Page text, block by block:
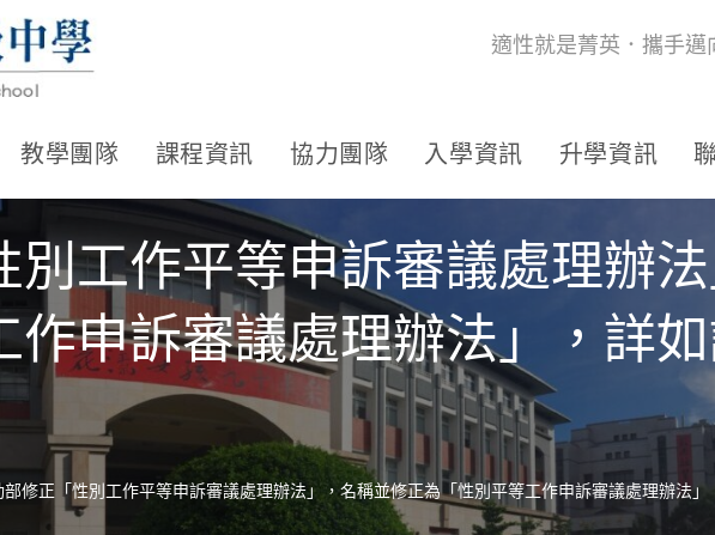
適性就是菁英．攜手
教學團隊 課程資訊 協力團隊 入學資訊 升學資訊
工作平等申訴審議處理辦
申訴審議處理辦法」，詳
修正「性別工作平等申訴審議處理辦法」，名稱並修正為「性別平等工作申訴審議處理辦法」